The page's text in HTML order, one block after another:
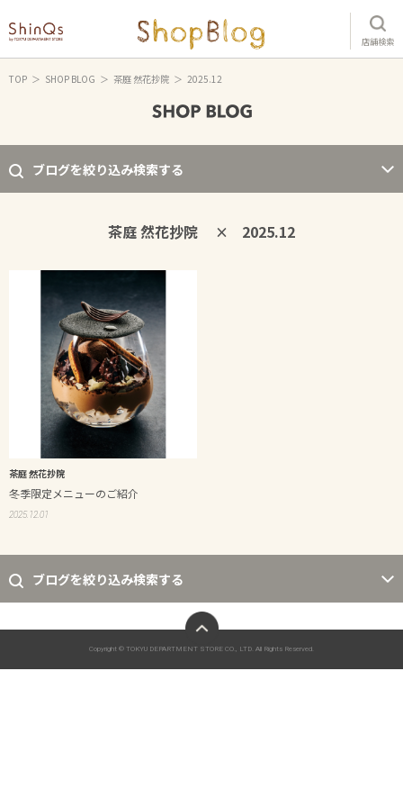
店舗検索
TOP SHOP BLOG 茶庭 然花抄院 2025.12
ブログを絞り込み検索する
茶庭 然花抄院 × 2025.12
茶庭 然花抄院
冬季限定メニューのご紹介
2025.12.01
ブログを絞り込み検索する
Copyright © TOKYU DEPARTMENT STORE CO., LTD. All Rights Reserved.